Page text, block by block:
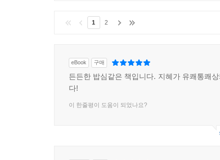
1 2
eBook 구매
든든한 밥심같은 책입니다. 지혜가 유쾌통쾌
다!
이 한줄평이 도움이 되었나요?